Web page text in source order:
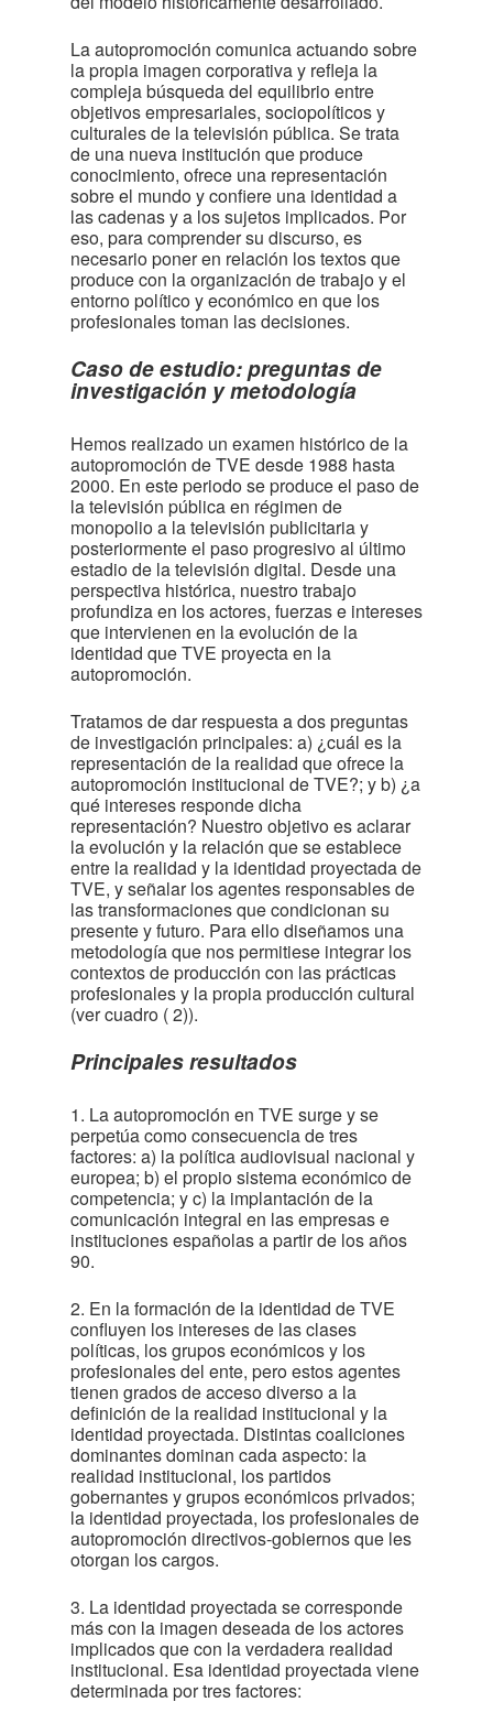
La autopromoción comunica actuando sobre
la propia imagen corporativa y refleja la
compleja búsqueda del equilibrio entre
objetivos empresariales, sociopolíticos y
culturales de la televisión pública. Se trata
de una nueva institución que produce
conocimiento, ofrece una representación
sobre el mundo y confiere una identidad a
las cadenas y a los sujetos implicados. Por
eso, para comprender su discurso, es
necesario poner en relación los textos que
produce con la organización de trabajo y el
entorno político y económico en que los
profesionales toman las decisiones.
Caso de estudio: preguntas de
investigación y metodología
Hemos realizado un examen histórico de la
autopromoción de TVE desde 1988 hasta
2000. En este periodo se produce el paso de
la televisión pública en régimen de
monopolio a la televisión publicitaria y
posteriormente el paso progresivo al último
estadio de la televisión digital. Desde una
perspectiva histórica, nuestro trabajo
profundiza en los actores, fuerzas e intereses
que intervienen en la evolución de la
identidad que TVE proyecta en la
autopromoción.
Tratamos de dar respuesta a dos preguntas
de investigación principales: a) ¿cuál es la
representación de la realidad que ofrece la
autopromoción institucional de TVE?; y b) ¿a
qué intereses responde dicha
representación? Nuestro objetivo es aclarar
la evolución y la relación que se establece
entre la realidad y la identidad proyectada de
TVE, y señalar los agentes responsables de
las transformaciones que condicionan su
presente y futuro. Para ello diseñamos una
metodología que nos permitiese integrar los
contextos de producción con las prácticas
profesionales y la propia producción cultural
(ver cuadro ( 2)).
Principales resultados
1. La autopromoción en TVE surge y se
perpetúa como consecuencia de tres
factores: a) la política audiovisual nacional y
europea; b) el propio sistema económico de
competencia; y c) la implantación de la
comunicación integral en las empresas e
instituciones españolas a partir de los años
90.
2. En la formación de la identidad de TVE
confluyen los intereses de las clases
políticas, los grupos económicos y los
profesionales del ente, pero estos agentes
tienen grados de acceso diverso a la
definición de la realidad institucional y la
identidad proyectada. Distintas coaliciones
dominantes dominan cada aspecto: la
realidad institucional, los partidos
gobernantes y grupos económicos privados;
la identidad proyectada, los profesionales de
autopromoción directivos-gobiernos que les
otorgan los cargos.
3. La identidad proyectada se corresponde
más con la imagen deseada de los actores
implicados que con la verdadera realidad
institucional. Esa identidad proyectada viene
determinada por tres factores: